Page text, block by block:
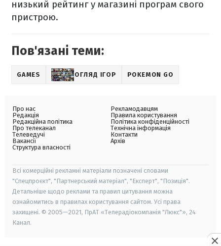
низький рейтинг у магазині програм свого
пристрою.
Пов'язані теми:
GAMES ОГЛЯД ІГОР POKEMON GO
Про нас
Редакція
Редакційна політика
Про телеканал
Телеведучі
Вакансії
Структура власності
Рекламодавцям
Правила користування
Політика конфіденційності
Технічна інформація
Контакти
Архів
Всі комерційні рекламні матеріали позначені словами
"Спецпроєкт", "Партнерський матеріал", "Експерт", "Позиція".
Детальніше щодо реклами та правил цитування можна
ознайомитись в правилах користування сайтом. Усі права
захищені. © 2005—2021, ПрАТ «Телерадіокомпанія "Люкс"», 24
Канал.